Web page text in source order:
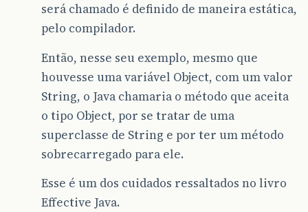
será chamado é definido de maneira estática,
pelo compilador.
Então, nesse seu exemplo, mesmo que
houvesse uma variável Object, com um valor
String, o Java chamaria o método que aceita
o tipo Object, por se tratar de uma
superclasse de String e por ter um método
sobrecarregado para ele.
Esse é um dos cuidados ressaltados no livro
Effective Java.